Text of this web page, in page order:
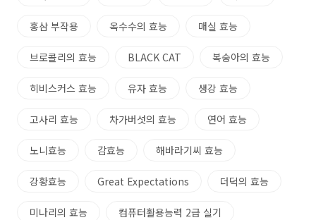
홍삼 부작용 옥수수의 효능 매실 효능
브로콜리의 효능 BLACK CAT 복숭아의 효능
히비스커스 효능 유자 효능 생강 효능
고사리 효능 차가버섯의 효능 연어 효능
노니효능 감효능 해바라기씨 효능
강황효능 Great Expectations 더덕의 효능
미나리의 효능 컴퓨터활용능력 2급 실기